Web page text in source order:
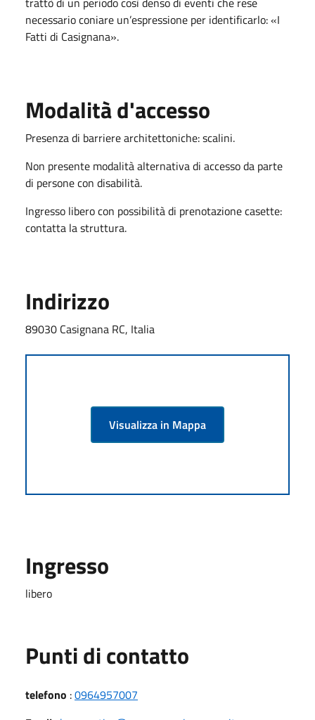
necessario coniare un’espressione per identificarlo: «I
Fatti di Casignana».
Modalità d'accesso
Presenza di barriere architettoniche: scalini.
Non presente modalità alternativa di accesso da parte
di persone con disabilità.
Ingresso libero con possibilità di prenotazione casette:
contatta la struttura.
Indirizzo
89030 Casignana RC, Italia
Visualizza in Mappa
Ingresso
libero
Punti di contatto
telefono :0964957007